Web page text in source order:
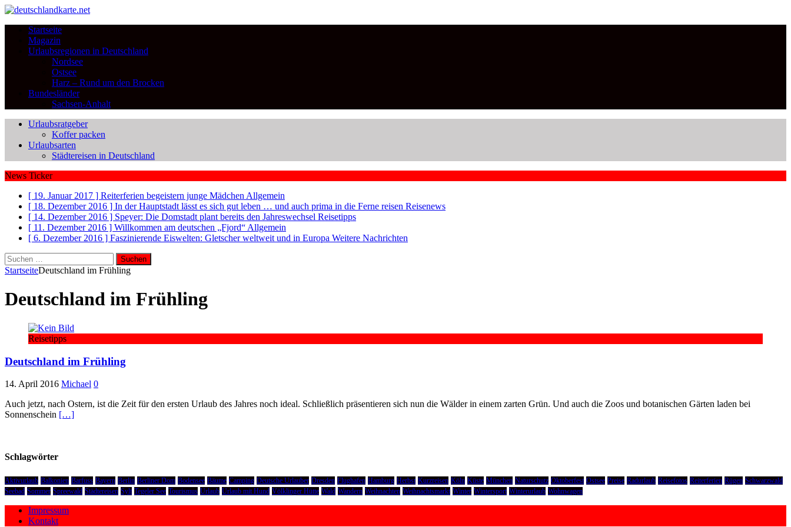
Startseite
Magazin
Urlaubsregionen in Deutschland
Nordsee
Ostsee
Harz – Rund um den Brocken
Bundesländer
Sachsen-Anhalt
Urlaubsratgeber
Koffer packen
Urlaubsarten
Städtereisen in Deutschland
News Ticker
[ 19. Januar 2017 ] Reiterferien begeistern junge Mädchen Allgemein
[ 18. Dezember 2016 ] In der Hauptstadt lässt es sich gut leben … und auch prima in die Ferne reisen Reisenews
[ 14. Dezember 2016 ] Speyer: Die Domstadt plant bereits den Jahreswechsel Reisetipps
[ 11. Dezember 2016 ] Willkommen am deutschen „Fjord“ Allgemein
[ 6. Dezember 2016 ] Faszinierende Eiswelten: Gletscher weltweit und in Europa Weitere Nachrichten
Suchen
nach:
StartseiteDeutschland im Frühling
Deutschland im Frühling
Reisetipps
Deutschland im Frühling
14. April 2016 Michael 0
Auch jetzt, nach Ostern, ist die Zeit für den ersten Urlaub des Jahres noch ideal. Schließlich präsentieren sich nun die Wälder in einem zarten Grün. Und auch die Zoos und botanischen Gärten laden bei
Sonnenschein […]
Schlagwörter
Aktivurlaub Balkonien Barfuss Bayern Berlin Berliner Dom Bodensee Bäume Camping Deutsche Urlauber Dresden Flughafen Hamburg Herbst Kurzreisen Köln Küste München Naturschutz Oktoberfest Ostsee Preise Radurlaub Reisefotos Reiterferien Rügen Schwarzwald
Seebad Sommer Spreewald Städtereisen Sylt Tegeler See Tourismus Urlaub Urlaub mit Hund Völklinger Hütte Wald Wandern Weihnachten Weihnachtsmarkt Winter Wintersport Winterurlaub Wohnwagen
Impressum
Kontakt